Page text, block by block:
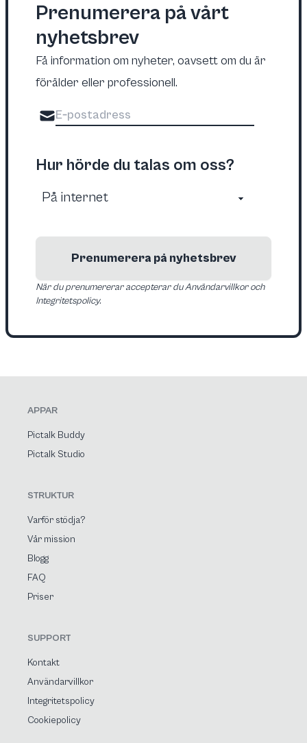
Prenumerera på vårt
nyhetsbrev
Få information om nyheter, oavsett om du är
förälder eller professionell.
Hur hörde du talas om oss?
Prenumerera på nyhetsbrev
När du prenumererar accepterar du Användarvillkor och
Integritetspolicy.
APPAR
Pictalk Buddy
Pictalk Studio
STRUKTUR
Varför stödja?
Vår mission
Blogg
FAQ
Priser
SUPPORT
Kontakt
Användarvillkor
Integritetspolicy
Cookiepolicy